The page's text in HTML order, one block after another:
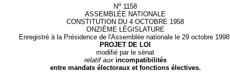
No 1158
ASSEMBLÉE NATIONALE
CONSTITUTION DU 4 OCTOBRE 1958
ONZIÈME LÉGISLATURE
Enregistré à la Présidence de l'Assemblée nationale le 29 octobre 1998.
PROJET DE LOI
modifié par le sénat
relatif aux incompatibilités
entre mandats électoraux et fonctions électives.